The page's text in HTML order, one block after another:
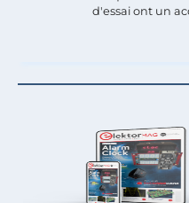
d'essai ont un